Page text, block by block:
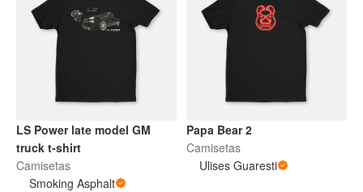
LS Power late model GM
truck t-shirt
Camisetas
Smoking Asphalt
Papa Bear 2
Camisetas
Ulises Guaresti